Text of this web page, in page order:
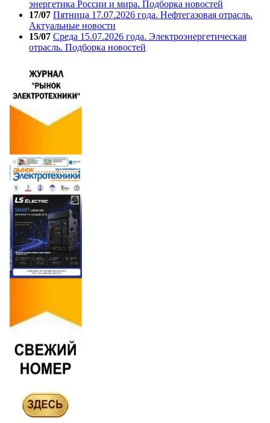
энергетика России и мира. Подборка новостей
17/07 Пятница 17.07.2026 года. Нефтегазовая отрасль.
Актуальные новости
15/07 Среда 15.07.2026 года. Электроэнергетическая
отрасль. Подборка новостей